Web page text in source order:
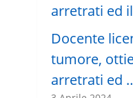
Docente
tumore,
arretrati ed